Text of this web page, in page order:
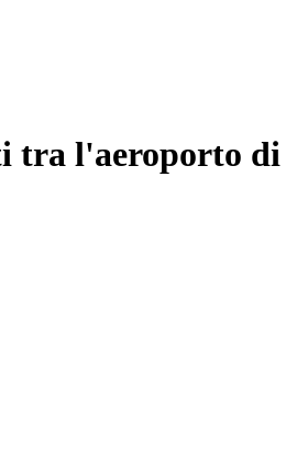
l'aeroporto di